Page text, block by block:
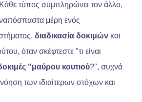
τύπος συμπληρώνει τον άλλο,
μέρη ενός
διαδικασία δοκιμών και
όταν σκέφτεστε "τι είναι
"μαύρου κουτιού?", συχνά
των ιδιαίτερων στόχων και